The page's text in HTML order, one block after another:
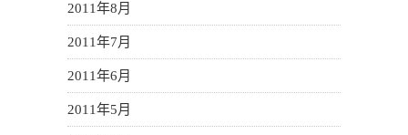
2011年8月
2011年7月
2011年6月
2011年5月